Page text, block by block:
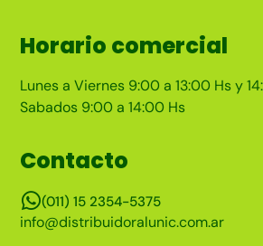
Horario comercial
Lunes a Viernes 9:00 a 13:00 Hs y
Sabados 9:00 a 14:00 Hs
Contacto
(011) 15 2354-5375
info@distribuidoralunic.com.ar